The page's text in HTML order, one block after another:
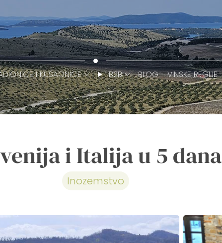
I KUŠAONICE B2B BLOG VINSKE REGIJE
i Italija u 5 dana
Inozemstvo